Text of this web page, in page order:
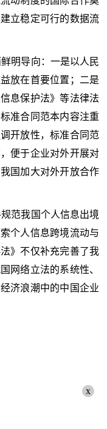
立稳定可行的数据流
明导向：一是以人民
放在首要位置；二是
息保护法》等法律法
准合同范本内容注重
开放性，标准合同范
便于企业对外开展对
国加大对外开放合作
范我国个人信息出境
个人信息跨境流动与
》不仅补充完善了我
网络立法的系统性、
济浪潮中的中国企业
x